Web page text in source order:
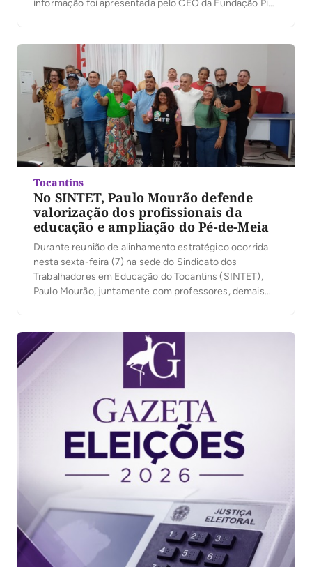
informação foi apresentada pelo CEO da Fundação Pio
e Maranhão, realizado neste sábado (8), na […]
Tocantins
No SINTET, Paulo Mourão defende
valorização dos profissionais da
educação e ampliação do Pé-de-Meia
Durante reunião de alinhamento estratégico ocorrida
nesta sexta-feira (7) na sede do Sindicato dos
Trabalhadores em Educação do Tocantins (SINTET),
Paulo Mourão, juntamente com professores, demais
candidaturas que apoiam o governo Lula e melhorias na
educação. Paulo Mourão exaltou a história de Lula, […]